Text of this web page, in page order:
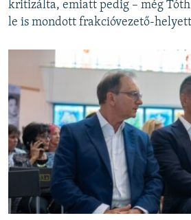
kritizálta, emiatt pedig – még Tóth
le is mondott frakcióvezető-